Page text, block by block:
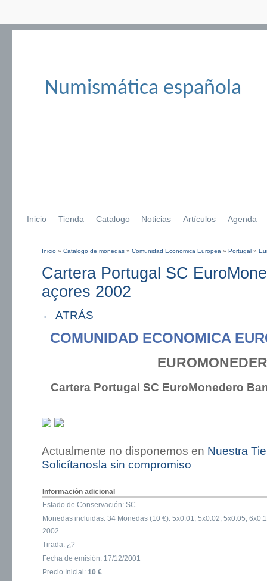
Numismática española
Inicio Tienda Catalogo Noticias Artículos Agenda
Inicio » Catalogo de monedas » Comunidad Economica Europea » Portugal »
Cartera Portugal SC
açores 2002
← ATRÁS
COMUNIDAD ECONOMICA
Cartera Portugal SC EuroMonedero
Actualmente no disponemos en Nuestra
Solicítanosla sin compromiso
Información adicional
Estado de Conservación: SC
Monedas incluidas: 34 Monedas (10 €): 5x0.01, 5x0.02, 5x0.05,
2002
Tirada: ¿?
Fecha de emisión: 17/12/2001
Precio Inicial: 10 €